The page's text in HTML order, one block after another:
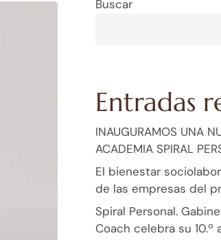
Buscar
Entradas
INAUGURAMOS UNA
ACADEMIA SPIRAL
El bienestar
de las empresas del
Spiral Personal.
Coach celebra su 10.º